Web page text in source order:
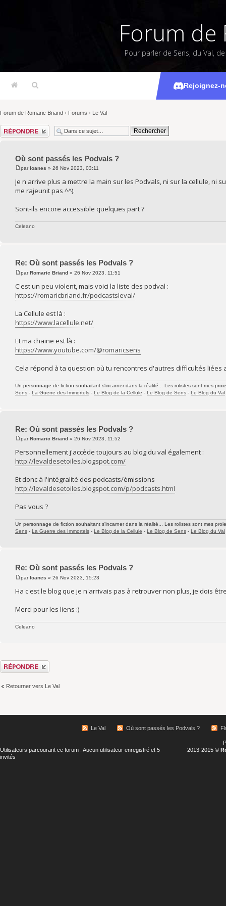
Forum de
Pour parler de Sens, du Val,
Rejoignez-
Où
Forum de Romaric Briand › Forums › Le Val
Répondre
Où sont passés les Podvals ?
parIoanes » 26 Nov 2023, 03:11
Je n'arrive plus a mettre la main sur les Podvals, ni sur la cellule, ni
me rajeunit pas ^^).
Sont-ils encore accessible quelques part ?
Celeano
Re: Où sont passés les Podvals ?
parRomaric Briand » 26 Nov 2023, 11:51
C'est un peu violent, mais voici la liste des podval :
https://romaricbriand.fr/podcastsleval/
La Cellule est là :
https://www.lacellule.net/
Et ma chaine est là :
https://www.youtube.com/@romaricsens
Cela répond à ta question où tu rencontres d'autres difficultés liées
Un personnage de fiction souhaitant s'incarner dans la réalité... Les rolistes sont mes
Sens - La Guerre des Immortels - Le Blog de la Cellule - Le Blog de Sens - Le Blog du Val
Re: Où sont passés les Podvals ?
parRomaric Briand » 26 Nov 2023, 11:52
Personnellement j'accède toujours au blog du val également :
http://levaldesetoiles.blogspot.com/
Et donc à l'intégralité des podcasts/émissions
http://levaldesetoiles.blogspot.com/p/podcasts.html
Pas vous ?
Un personnage de fiction souhaitant s'incarner dans la réalité... Les rolistes sont mes
Sens - La Guerre des Immortels - Le Blog de la Cellule - Le Blog de Sens - Le Blog du Val
Re: Où sont passés les Podvals ?
parIoanes » 26 Nov 2023, 15:23
Ha c'est le blog que je n'arrivais pas à retrouver non plus, je dois
Merci pour les liens :)
Celeano
Répondre
Retourner vers Le Val
Le Val Où sont passés les Podvals ?
Utilisateurs parcourant ce forum : Aucun utilisateur enregistré et 5
invités
2013-2015 ©